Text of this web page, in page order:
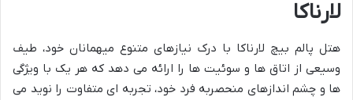
لارناکا
هتل پالم بیچ لارناکا با درک نیازهای متنوع میهمانان خود، طیف
وسیعی از اتاق ها و سوئیت ها را ارائه می دهد که هر یک با ویژگی
ها و چشم اندازهای منحصربه فرد خود، تجربه ای متفاوت را نوید می